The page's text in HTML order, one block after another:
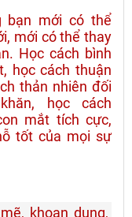
bạn mới có thể
mới có thể thay
Học cách bình
học cách thuận
thản nhiên đối
học cách
mắt tích cực,
tốt của mọi sự